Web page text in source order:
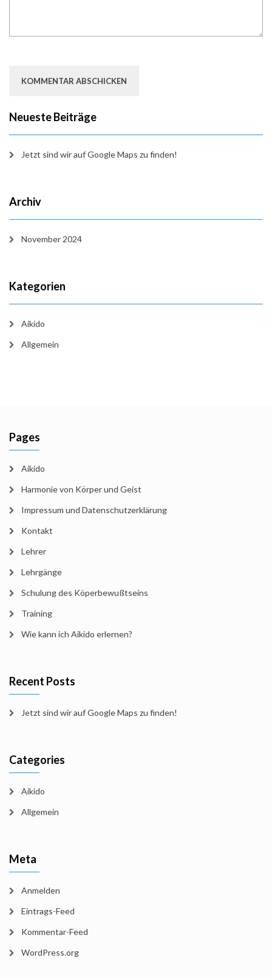
Neueste Beiträge
Jetzt sind wir auf Google Maps zu finden!
Archiv
November 2024
Kategorien
Aikido
Allgemein
Pages
Aikido
Harmonie von Körper und Geist
Impressum und Datenschutzerklärung
Kontakt
Lehrer
Lehrgänge
Schulung des Köperbewußtseins
Training
Wie kann ich Aikido erlernen?
Recent Posts
Jetzt sind wir auf Google Maps zu finden!
Categories
Aikido
Allgemein
Meta
Anmelden
Eintrags-Feed
Kommentar-Feed
WordPress.org